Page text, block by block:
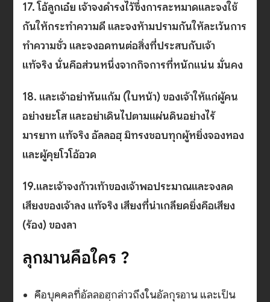
17. โอ้ลูกเอ๋ย เจ้าจงดำรงไว้ซึ่งการละหมาดและจงใช้
กันให้กระทำความดี และจงห้ามปรามกันให้ละเว้นการ
ทำความชั่ว และจงอดทนต่อสิ่งที่ประสบกับเจ้า
แท้จริง นั่นคือส่วนหนึ่งจากกิจการที่หนักแน่น มั่นคง
18. และเจ้าอย่าหันแก้ม (ใบหน้า) ของเจ้าให้แก่ผู้คน
อย่างยะโส และอย่าเดินไปตามแผ่นดินอย่างไร้
มารยาท แท้จริง อัลลอฮฺ มิทรงชอบทุกผู้หยิ่งจองหอง
และผู้คุยโวโอ้อวด
19.และเจ้าจงก้าวเท้าของเจ้าพอประมาณและจงลด
เสียงของเจ้าลง แท้จริง เสียงที่น่าเกลียดยิ่งคือเสียง
(ร้อง) ของลา
ลุกมานคือใคร ?
คือบุคคลที่อัลลอฮฺกล่าวถึงในอัลกุรอาน และเป็น